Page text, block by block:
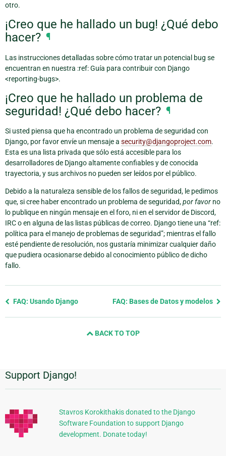
otro.
¡Creo que he hallado un bug! ¿Qué debo
hacer? ¶
Las instrucciones detalladas sobre cómo tratar un potencial bug se
encuentran en nuestra :ref: Guía para contribuir con Django
<reporting-bugs>.
¡Creo que he hallado un problema de
seguridad! ¿Qué debo hacer? ¶
Si usted piensa que ha encontrado un problema de seguridad con
Django, por favor envíe un mensaje a security@djangoproject.com.
Esta es una lista privada que sólo está accesible para los
desarrolladores de Django altamente confiables y de conocida
trayectoria, y sus archivos no pueden ser leídos por el público.
Debido a la naturaleza sensible de los fallos de seguridad, le pedimos
que, si cree haber encontrado un problema de seguridad,por favor no
lo publique en ningún mensaje en el foro, ni en el servidor de Discord,
IRC o en alguna de las listas públicas de correo. Django tiene una “ref:
política para el manejo de problemas de seguridad”; mientras el fallo
esté pendiente de resolución, nos gustaría minimizar cualquier daño
que pudiera ocasionarse debido al conocimiento público de dicho
fallo.
Previous
FAQ: Usando Django FAQ: Bases de Datos y modelos
BACK TO TOP
Información
Adicional
Support Django!
Stavros Korokithakis donated to the Django
Software Foundation to support Django
development. Donate today!